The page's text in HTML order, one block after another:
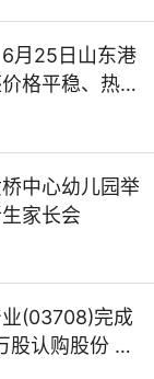
月25日山东港
格平稳、热轧
中心幼儿园举
家长会
(03708)完成
股认购股份 净
家焦点